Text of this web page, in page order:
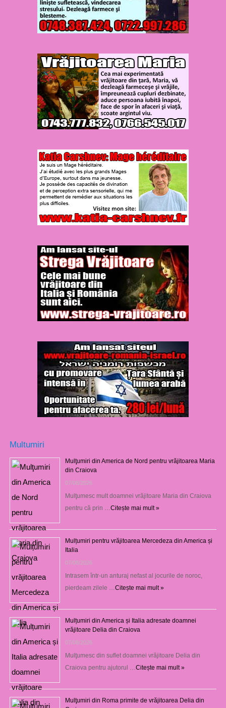
Multumiri
Mulţumiri din America de Nord pentru vrăjitoarea Maria
din Craiova
07/08/2026
Mulţumesc mult doamnei vrăjitoare Maria din Craiova
pentru că prin … Citește mai mult »
Mulțumiri pentru vrăjitoarea Mercedeza din America și
Italia
07/08/2026
Intrasem într-un anturaj nefast al jocurile de noroc,
pierdeam zilele … Citește mai mult »
Mulțumiri din America și Italia adresate doamnei
vrăjitoare Delia din Craiova
07/08/2026
Mulţumesc din suflet doamnei vrăjitoare Delia din
Craiova pentru ajutorul … Citește mai mult »
Mulţumiri din Roma primite de vrăjitoarea Delia din